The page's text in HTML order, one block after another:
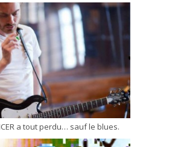
a tout perdu… sauf le blues.